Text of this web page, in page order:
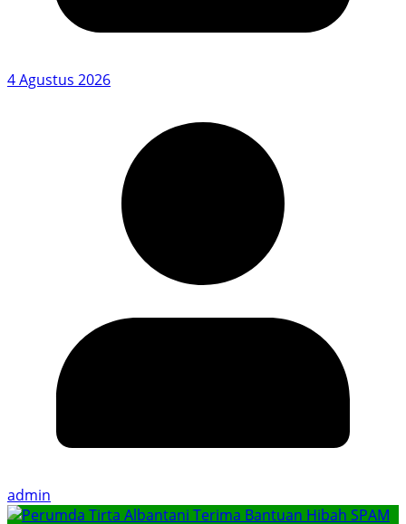
4 Agustus 2026
admin